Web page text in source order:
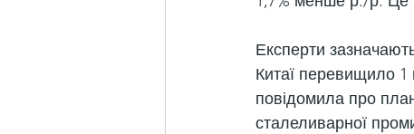
Експерти
Китаї перевищило 1
повідомила про
сталеливарної